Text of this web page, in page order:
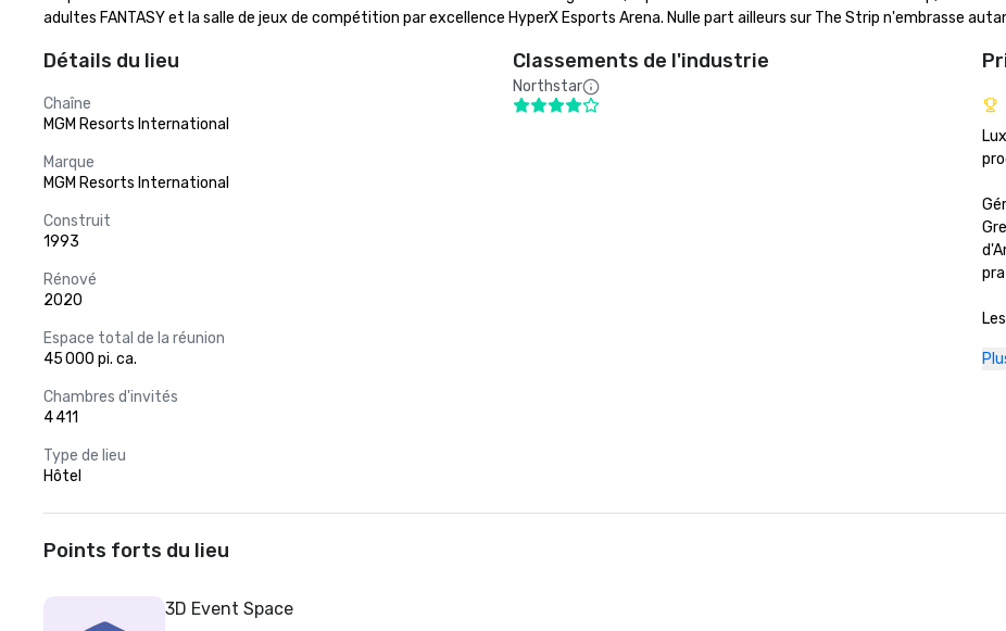
adultes FANTASY et la salle de jeux de compétition par excellence HyperX Esports Arena. Nulle part ailleurs sur The Strip n'embrasse
Détails du lieu
Chaîne
MGM Resorts International
Marque
MGM Resorts International
Construit
1993
Rénové
2020
Espace total de la réunion
45 000 pi. ca.
Chambres d'invités
4 411
Type de lieu
Hôtel
Classements de l'industrie
Northstar
Points forts du lieu
3D Event Space